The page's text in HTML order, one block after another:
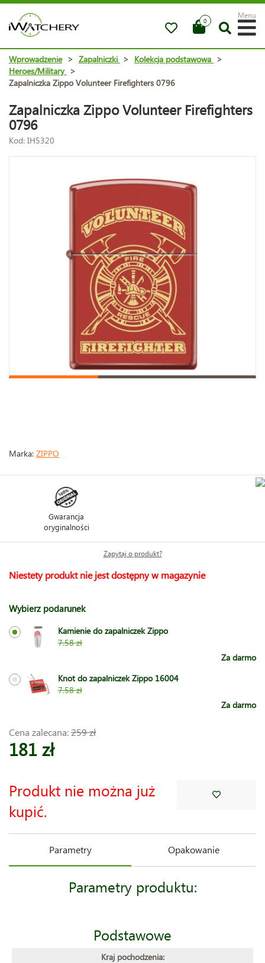
0
Menu
Wprowadzenie > Zapalniczki > Kolekcja podstawowa >
Heroes/Military >
Zapalniczka Zippo Volunteer Firefighters 0796
Zapalniczka Zippo Volunteer Firefighters
0796
Kod: IH5320
Marka: ZIPPO
Gwarancja
oryginalności
Zapytaj o produkt?
Niestety produkt nie jest dostępny w magazynie
Wybierz podarunek
Kamienie do zapalniczek Zippo
7.58 zł
Za darmo
Knot do zapalniczek Zippo 16004
7.58 zł
Za darmo
Cena zalecana:259 zł
181 zł
Produkt nie można już
kupić.
Parametry Opakowanie
Parametry produktu:
Podstawowe
Kraj pochodzenia: